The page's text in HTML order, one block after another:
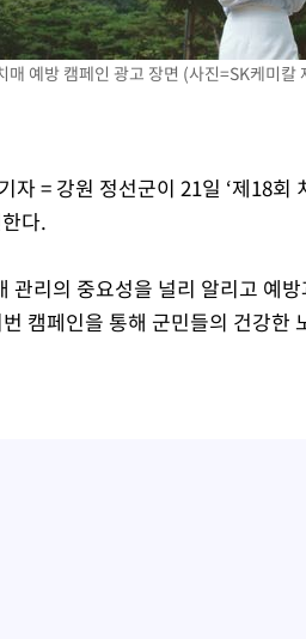
가원 대표 구속 송치
인은 멕시코산 할라피뇨"-- CDC
택사업장 끼임 사망 관련 압수수색
동반 강보합…1%대 상승 출발
상승한 807.62개장
니버스 폭발.. 14명 부상, 3명은 중태
도 '폭염중대경보'
"과 대치로 남부 케슘섬에서 두차
매 예방 캠페인 광고 장면 (사진=SK케미
자 = 강원 정선군이 21일 ‘제18회
다.
관리의 중요성을 널리 알리고 예
캠페인을 통해 군민들의 건강한